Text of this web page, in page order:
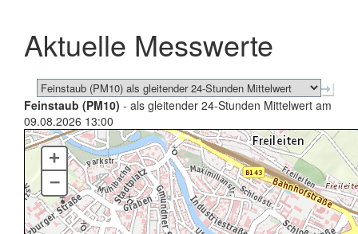
schließen
Aktuelle Messwerte
Feinstaub (PM10) - als gleitender 24-Stunden Mittelwert am
09.08.2026 13:00
+
–